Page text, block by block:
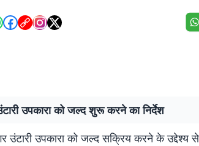
उपकारा को जल्द शुरू करने का निर्देश
उंटारी उपकारा को जल्द सक्रिय करने के उद्देश्य